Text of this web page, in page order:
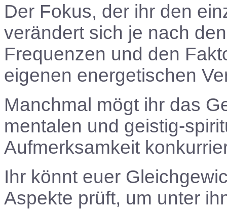
Der Fokus, der ihr den
verändert sich je nach
Frequenzen und den
eigenen energetischen
Manchmal mögt ihr das
mentalen und geistig-
Aufmerksamkeit
Ihr könnt euer
Aspekte prüft, um unter